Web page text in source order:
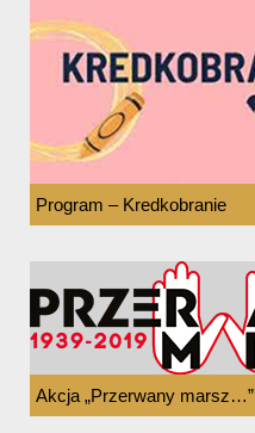
Program – Kredkobranie
Akcja „Przerwany marsz…”